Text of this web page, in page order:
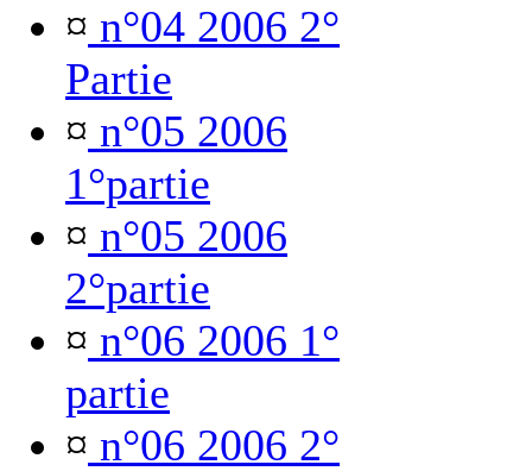
¤ n°04 2006 2°
Partie
¤ n°05 2006
1°partie
¤ n°05 2006
2°partie
¤ n°06 2006 1°
partie
¤ n°06 2006 2°